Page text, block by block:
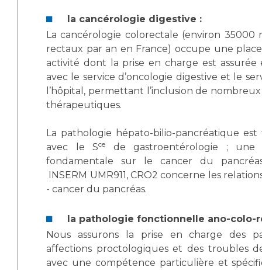
Maternité Hôpital Nord
Vos représentants
La Commission Des Usagers (CDU)
Les Comités Locaux des Usagers
Le projet des usagers
Qualité
Nos indicateurs qualité et de sécurité des soins
Protection des données
Communiqués de presse
Dossiers de presse
Médiathèque
Fournisseurs
Rôles et missions
Liste des marchés conclus
Documents utiles
la cancérologie digestive :
La cancérologie colorectale (environ 35000
rectaux par an en France) occupe une
activité dont la prise en charge est
avec le service d’oncologie digestive et le
l’hôpital, permettant l’inclusion de
thérapeutiques.
La pathologie hépato-bilio-pancréatique
avec le Sce
de gastroentérologie ; une
fondamentale sur le cancer du
INSERM UMR911, CRO2 concerne les
- cancer du pancréas.
la pathologie fonctionnelle ano-colo-
Nous assurons la prise en charge des
affections proctologiques et des troubles
avec une compétence particulière et